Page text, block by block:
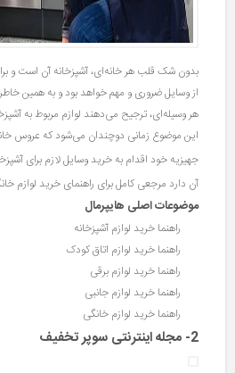
بدون شک قلب هر خانه‌ای، آشپزخانه آن است و
از وسایل ضروری و مهم خواهد بود و به همین
هر وسیله‌ای، ترجیح می‌دهند لوازم مربوط به
این موضوع زمانی دوچندان می‌شود که عروس
جهیزیه خود اقدام به خرید وسایل لازم برای
آن دارد مرجعی کامل برای راهنمای خرید لوازم
موضوعات اصلی هایپرمال
راهنما خرید لوازم آشپزخانه
راهنما خرید لوازم اتاق کودک
راهنما خرید لوازم برقی
راهنما خرید لوازم جانبی
راهنما خرید لوازم خانگی
2- مجله اینترنتی سوپر تخفیف